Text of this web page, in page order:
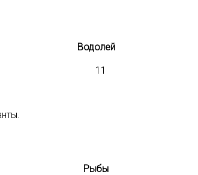
Водолей
Рыбы